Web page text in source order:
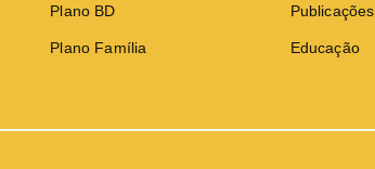
Plano BD
Plano Família
Publicações
Educação